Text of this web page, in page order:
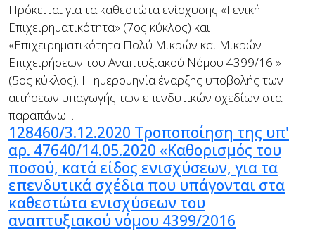
Πρόκειται για τα καθεστώτα ενίσχυσης «Γενική
Επιχειρηματικότητα» (7ος κύκλος) και
«Επιχειρηματικότητα Πολύ Μικρών και Μικρών
Επιχειρήσεων του Αναπτυξιακού Νόμου 4399/16 »
(5ος κύκλος). Η ημερομηνία έναρξης υποβολής των
αιτήσεων υπαγωγής των επενδυτικών σχεδίων στα
παραπάνω…
128460/3.12.2020 Τροποποίηση της υπ'
αρ. 47640/14.05.2020 «Καθορισμός του
ποσού, κατά είδος ενισχύσεων, για τα
επενδυτικά σχέδια που υπάγονται στα
καθεστώτα ενισχύσεων του
αναπτυξιακού νόμου 4399/2016